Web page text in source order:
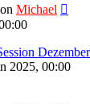
Michael
2025, 00:00